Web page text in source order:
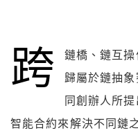
跨
鏈橋、鏈互
歸屬於鏈抽
同創辦人所
智能合約來解決不同鏈